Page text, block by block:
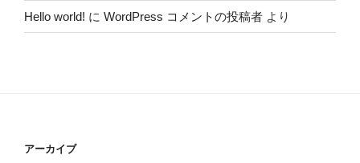
Hello world! に WordPress コメントの投稿者 より
アーカイブ